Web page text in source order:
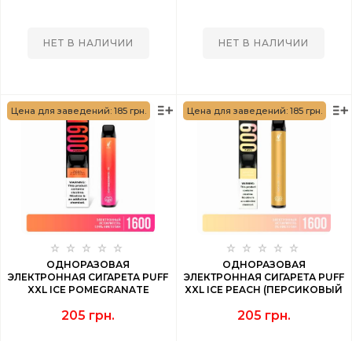
НЕТ В НАЛИЧИИ НЕТ В НАЛИЧИИ
Цена для заведений: 185 грн.
ОДНОРАЗОВАЯ
ЭЛЕКТРОННАЯ СИГАРЕТА PUFF
XXL ICE POMEGRANATE
205 грн.
Цена для заведений: 185 грн.
ОДНОРАЗОВАЯ
ЭЛЕКТРОННАЯ СИГАРЕТА PUFF
XXL ICE PEACH (ПЕРСИКОВЫЙ
205 грн.